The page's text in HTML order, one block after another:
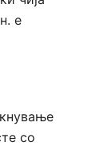
е
со